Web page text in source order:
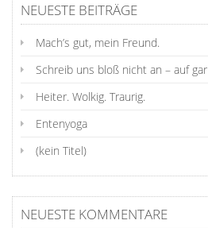
NEUESTE BEITRÄGE
Mach’s gut, mein Freund.
Schreib uns bloß nicht an – auf
Heiter. Wolkig. Traurig.
Entenyoga
(kein Titel)
NEUESTE KOMMENTARE